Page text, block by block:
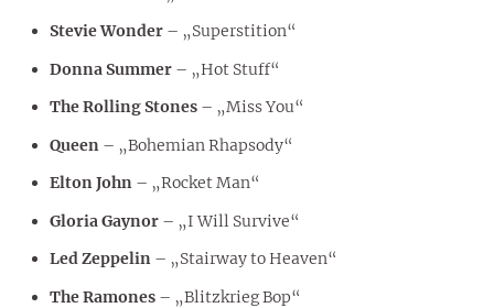
Stevie Wonder – „Superstition“
Donna Summer – „Hot Stuff“
The Rolling Stones – „Miss You“
Queen – „Bohemian Rhapsody“
Elton John – „Rocket Man“
Gloria Gaynor – „I Will Survive“
Led Zeppelin – „Stairway to Heaven“
The Ramones – „Blitzkrieg Bop“